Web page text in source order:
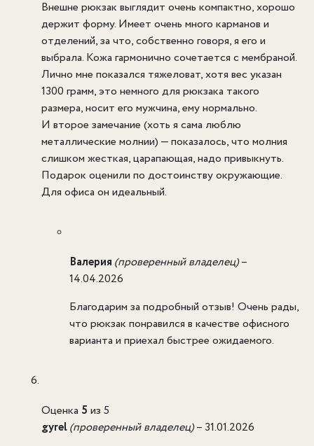
Внешне рюкзак выглядит очень компактно, хорошо
держит форму. Имеет очень много карманов и
отделений, за что, собственно говоря, я его и
выбрала. Кожа гармонично сочетается с мембраной.
Лично мне показался тяжеловат, хотя вес указан
1300 грамм, это немного для рюкзака такого
размера, носит его мужчина, ему нормально.
И второе замечание (хоть я сама люблю
металлические молнии) — показалось, что молния
слишком жесткая, царапающая, надо привыкнуть.
Подарок оценили по достоинству окружающие.
Для офиса он идеальный.
Валерия (проверенный владелец)–
14.04.2026
Благодарим за подробный отзыв! Очень рады,
что рюкзак понравился в качестве офисного
варианта и приехал быстрее ожидаемого.
Оценка 5 из 5
gyrel(проверенный владелец)– 31.01.2026